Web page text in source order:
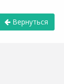
Вернуться